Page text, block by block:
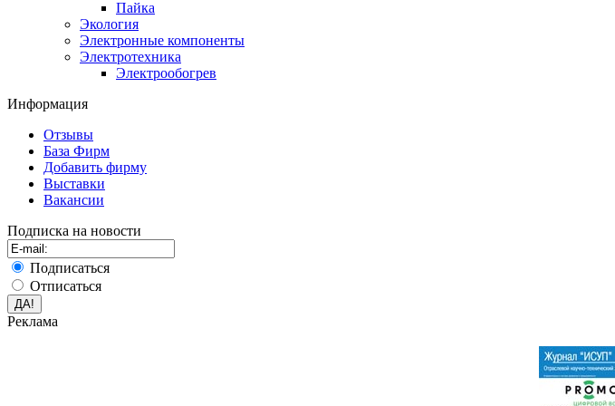
Пайка
Экология
Электронные компоненты
Электротехника
Электрообогрев
Информация
Отзывы
База Фирм
Добавить фирму
Выставки
Вакансии
Подписка на новости
Подписаться
Отписаться
Реклама